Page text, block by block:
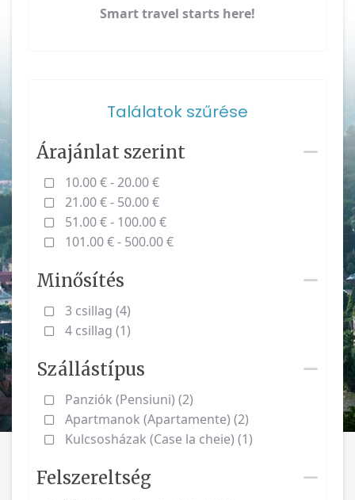
Smart travel starts here!
Találatok szűrése
Árajánlat szerint
10.00 € - 20.00 €
21.00 € - 50.00 €
51.00 € - 100.00 €
101.00 € - 500.00 €
Minősítés
3 csillag (4)
4 csillag (1)
Szállástípus
Panziók (Pensiuni) (2)
Apartmanok (Apartamente) (2)
Kulcsosházak (Case la cheie) (1)
Felszereltség